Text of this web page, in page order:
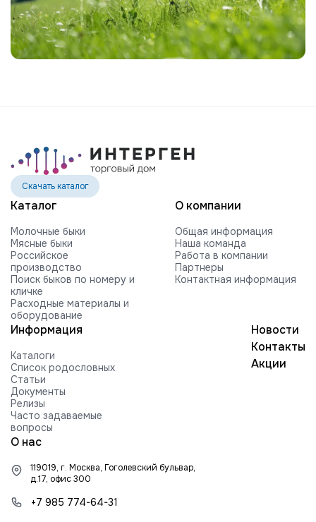
Скачать каталог
Каталог
Молочные быки
Мясные быки
Российское
производство
Поиск быков по номеру и
кличке
Расходные материалы и
оборудование
О компании
Общая информация
Наша команда
Работа в компании
Партнеры
Контактная информация
Информация
Каталоги
Список родословных
Статьи
Документы
Релизы
Часто задаваемые
вопросы
Новости
Контакты
Акции
О нас
119019, г. Москва, Гоголевский бульвар,
д.17, офис 300
+7 985 774-64-31